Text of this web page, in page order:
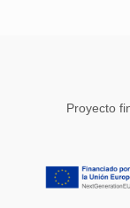
Proyecto